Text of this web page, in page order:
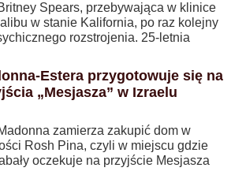
Spears, przebywająca w klinice
w stanie Kalifornia, po raz kolejny
rozstrojenia. 25-letnia
Estera przygotowuje się na
„Mesjasza” w Izraelu
zamierza zakupić dom w
Rosh Pina, czyli w miejscu gdzie
oczekuje na przyjście Mesjasza